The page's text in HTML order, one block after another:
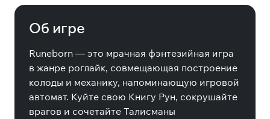
Об игре
Runeborn — это мрачная фэнтезийная игра
в жанре роглайк, совмещающая построение
колоды и механику, напоминающую игровой
автомат. Куйте свою Книгу Рун, сокрушайте
врагов и сочетайте Талисманы